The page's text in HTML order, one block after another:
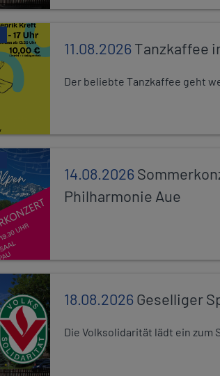
11.08.2026Tanzkaffee
Der beliebte Tanzkaffee geht
14.08.2026
Philharmonie Aue
18.08.2026Geselliger
Die Volksolidarität lädt ein zum